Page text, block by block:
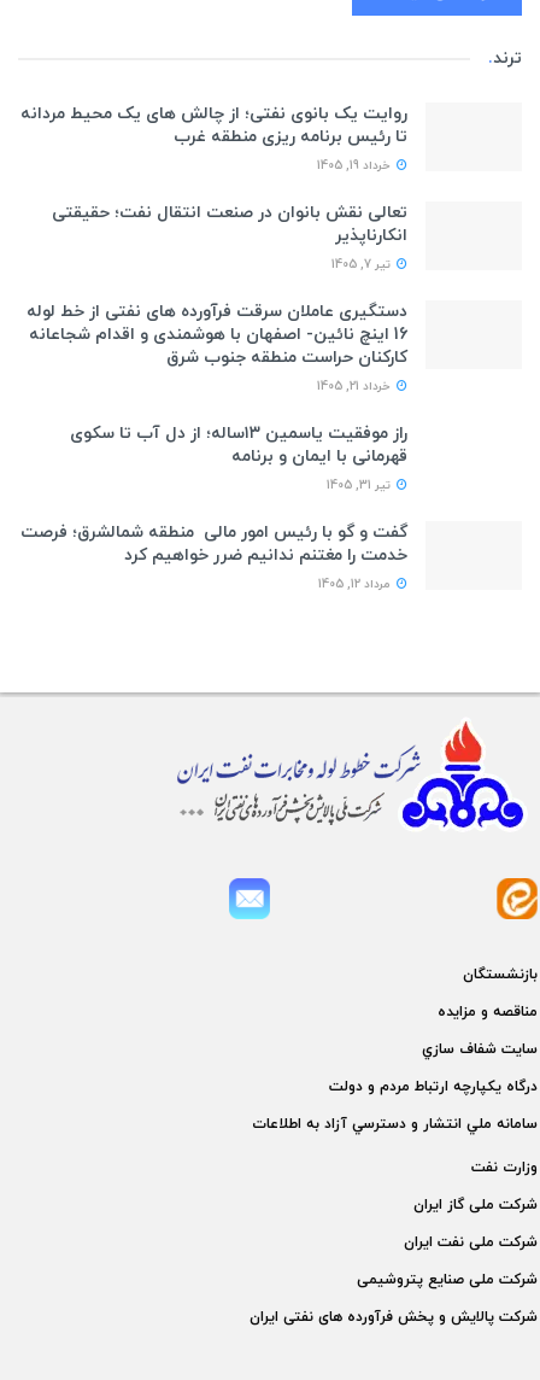
ترند.
روایت یک بانوی نفتی؛ از چالش های یک محیط مردانه
تا رئیس برنامه ریزی منطقه غرب
خرداد 19, 1405
تعالی نقش بانوان در صنعت انتقال نفت؛ حقیقتی
انکارناپذیر
تیر 7, 1405
دستگیری عاملان سرقت فرآورده های نفتی از خط لوله
16 اینچ نائین- اصفهان با هوشمندی و اقدام شجاعانه
کارکنان حراست منطقه جنوب شرق
خرداد 21, 1405
راز موفقیت یاسمین ۱۳ساله؛ از دل آب تا سکوی
قهرمانی با ایمان و برنامه
تیر 31, 1405
گفت و گو با رئیس امور مالی منطقه شمالشرق؛ فرصت
خدمت را مغتنم ندانیم ضرر خواهیم کرد
مرداد 12, 1405
بازنشستگان
مناقصه و مزايده
سايت شفاف سازي
درگاه يكپارچه ارتباط مردم و دولت
سامانه ملي انتشار و دسترسي آزاد به اطلاعات
وزارت نفت
شركت ملی گاز ايران
شركت ملی نفت ايران
شركت ملی صنايع پتروشيمی
شركت پالايش و پخش فرآورده های نفتی ايران